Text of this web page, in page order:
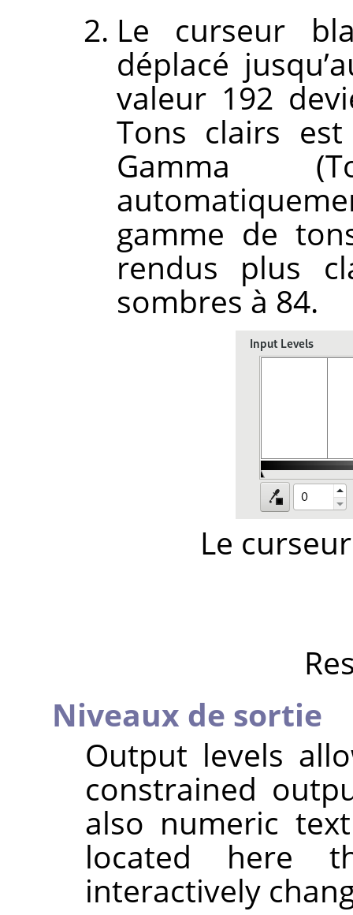
Le curseur
déplacé
valeur 192
Tons clairs
Gamma
gamme de
rendus plus
sombres à 84.
Le
Niveaux de sortie
Output levels
constrained
also numeric
located here
interactively